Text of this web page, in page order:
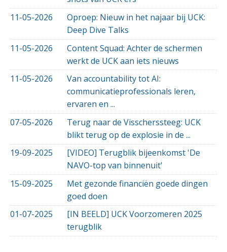
11-05-2026
Oproep: Nieuw in het najaar bij UCK:
Deep Dive Talks
11-05-2026
Content Squad: Achter de schermen
werkt de UCK aan iets nieuws
11-05-2026
Van accountability tot AI:
communicatieprofessionals leren,
ervaren en ...
07-05-2026
Terug naar de Visscherssteeg: UCK
blikt terug op de explosie in de ...
19-09-2025
[VIDEO] Terugblik bijeenkomst 'De
NAVO-top van binnenuit'
15-09-2025
Met gezonde financiën goede dingen
goed doen
01-07-2025
[IN BEELD] UCK Voorzomeren 2025
terugblik